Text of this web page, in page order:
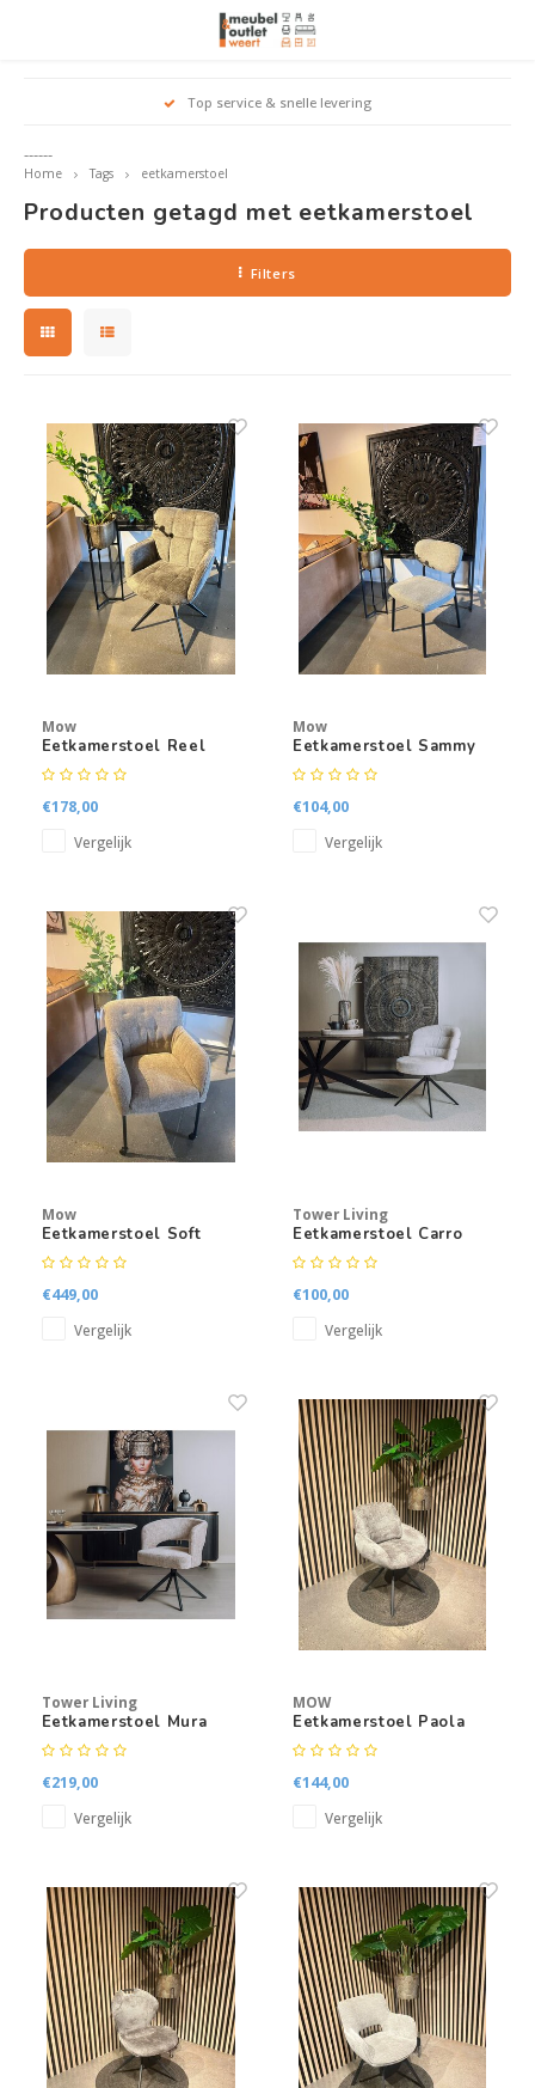
Hoofdmenu / woonmeubelen
Banken
Relaxstoelen
Dressoirs
Eetkamertafels
Fauteuils
Kasten
Salontafels
Tv-meubelen
Barkrukken
Eetkamerbanken
Top service & snelle levering
------
Home Tags eetkamerstoel
Producten getagd met eetkamerstoel
Filters
Mow
Eetkamerstoel Reel
€178,00
Vergelijk
Mow
Eetkamerstoel Sammy
€104,00
Vergelijk
Mow
Eetkamerstoel Soft
€449,00
Vergelijk
Tower Living
Eetkamerstoel Carro
€100,00
Vergelijk
Tower Living
Eetkamerstoel Mura
€219,00
Vergelijk
MOW
Eetkamerstoel Paola
€144,00
Vergelijk